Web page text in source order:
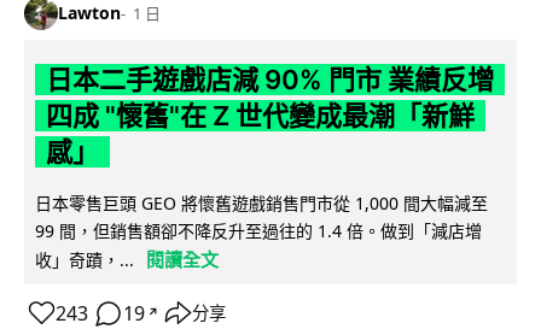
Lawton 1 日
日本二手遊戲店減 90% 門市 業績反增
四成 "懷舊"在 Z 世代變成最潮「新鮮
感」
日本零售巨頭 GEO 將懷舊遊戲銷售門市從 1,000 間大幅減至
99 間，但銷售額卻不降反升至過往的 1.4 倍。做到「減店增
收」奇蹟，...
閱讀全文
243 19 ↗ 分享